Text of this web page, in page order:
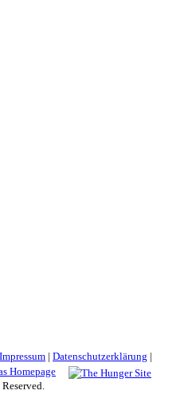
| Datenschutzerklärung |
Homepage